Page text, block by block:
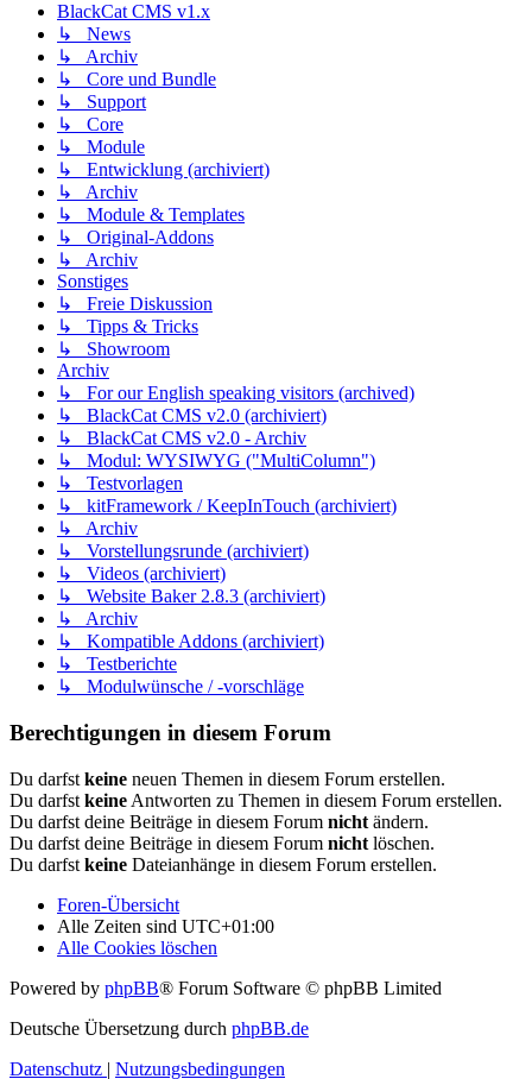
BlackCat CMS v1.x
↳ News
↳ Archiv
↳ Core und Bundle
↳ Support
↳ Core
↳ Module
↳ Entwicklung (archiviert)
↳ Archiv
↳ Module & Templates
↳ Original-Addons
↳ Archiv
Sonstiges
↳ Freie Diskussion
↳ Tipps & Tricks
↳ Showroom
Archiv
↳ For our English speaking visitors (archived)
↳ BlackCat CMS v2.0 (archiviert)
↳ BlackCat CMS v2.0 - Archiv
↳ Modul: WYSIWYG ("MultiColumn")
↳ Testvorlagen
↳ kitFramework / KeepInTouch (archiviert)
↳ Archiv
↳ Vorstellungsrunde (archiviert)
↳ Videos (archiviert)
↳ Website Baker 2.8.3 (archiviert)
↳ Archiv
↳ Kompatible Addons (archiviert)
↳ Testberichte
↳ Modulwünsche / -vorschläge
Berechtigungen in diesem Forum
Du darfst keine neuen Themen in diesem Forum erstellen.
Du darfst keine Antworten zu Themen in diesem Forum erstellen.
Du darfst deine Beiträge in diesem Forum nicht ändern.
Du darfst deine Beiträge in diesem Forum nicht löschen.
Du darfst keine Dateianhänge in diesem Forum erstellen.
Foren-Übersicht
Alle Zeiten sind UTC+01:00
Alle Cookies löschen
Powered by phpBB® Forum Software © phpBB Limited
Deutsche Übersetzung durch phpBB.de
Datenschutz | Nutzungsbedingungen